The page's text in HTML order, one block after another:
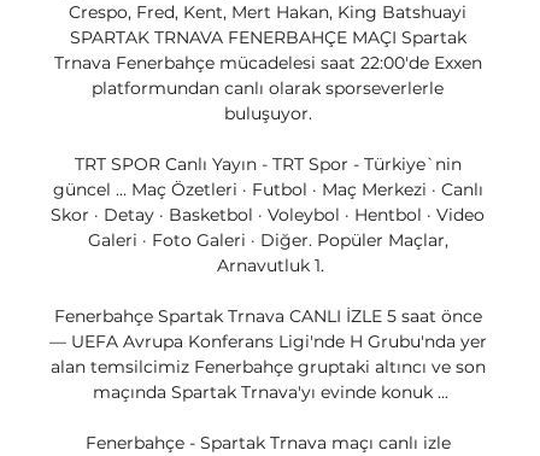
Crespo, Fred, Kent, Mert Hakan, King Batshuayi
SPARTAK TRNAVA FENERBAHÇE MAÇI Spartak
Trnava Fenerbahçe mücadelesi saat 22:00'de Exxen
platformundan canlı olarak sporseverlerle
buluşuyor.
TRT SPOR Canlı Yayın - TRT Spor - Türkiye`nin
güncel ... Maç Özetleri · Futbol · Maç Merkezi · Canlı
Skor · Detay · Basketbol · Voleybol · Hentbol · Video
Galeri · Foto Galeri · Diğer. Popüler Maçlar,
Arnavutluk 1.
Fenerbahçe Spartak Trnava CANLI İZLE 5 saat önce
— UEFA Avrupa Konferans Ligi'nde H Grubu'nda yer
alan temsilcimiz Fenerbahçe gruptaki altıncı ve son
maçında Spartak Trnava'yı evinde konuk ...
Fenerbahçe - Spartak Trnava maçı canlı izle